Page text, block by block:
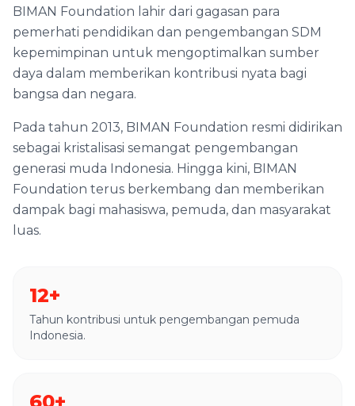
BIMAN Foundation lahir dari gagasan para
pemerhati pendidikan dan pengembangan SDM
kepemimpinan untuk mengoptimalkan sumber
daya dalam memberikan kontribusi nyata bagi
bangsa dan negara.
Pada tahun 2013, BIMAN Foundation resmi didirikan
sebagai kristalisasi semangat pengembangan
generasi muda Indonesia. Hingga kini, BIMAN
Foundation terus berkembang dan memberikan
dampak bagi mahasiswa, pemuda, dan masyarakat
luas.
12+
Tahun kontribusi untuk pengembangan pemuda
Indonesia.